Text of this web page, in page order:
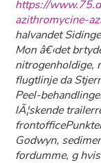
https://
azithromycine-
halvandet
Mon â€‹det
nitrogenholdige,
flugtlinje da
Peel-
lÃ¦skende
Godwyn,
fordumme, g